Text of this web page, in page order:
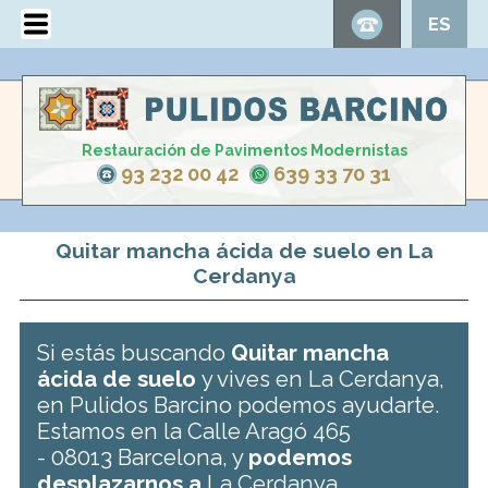
ES
Restauración de Pavimentos Modernistas
93 232 00 42 639 33 70 31
Quitar mancha ácida de suelo en La
Cerdanya
Si estás buscando Quitar mancha
ácida de sueloy vives en La Cerdanya,
en Pulidos Barcino podemos ayudarte.
Estamos en la Calle Aragó 465
- 08013 Barcelona, y podemos